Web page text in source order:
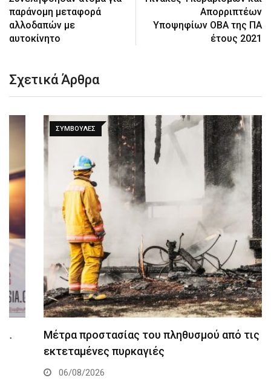
παράνομη μεταφορά
αλλοδαπών με
αυτοκίνητο
Απορριπτέων
Υποψηφίων ΟΒΑ της ΠΑ
έτους 2021
Σχετικά Άρθρα
ΣΥΜΒΟΥΛΈΣ
Μέτρα προστασίας του πληθυσμού από τις
εκτεταμένες πυρκαγιές
06/08/2026